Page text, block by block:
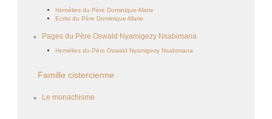
Homélies du Père Dominique-Marie
Ecrits du Père Dominique-Marie
Pages du Père Oswald Nyamigezy Nsabimana
Homélies du Père Oswald Nyamigezy Nsabimana
Famille cistercienne
Le monachisme